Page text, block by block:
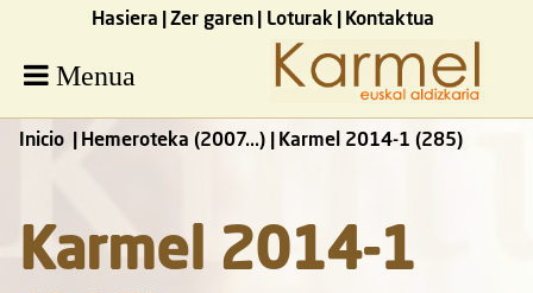
Hasiera Zer garen Loturak Kontaktua
Menua
Inicio Hemeroteka (2007...) Karmel 2014-1 (285)
Karmel 2014-1